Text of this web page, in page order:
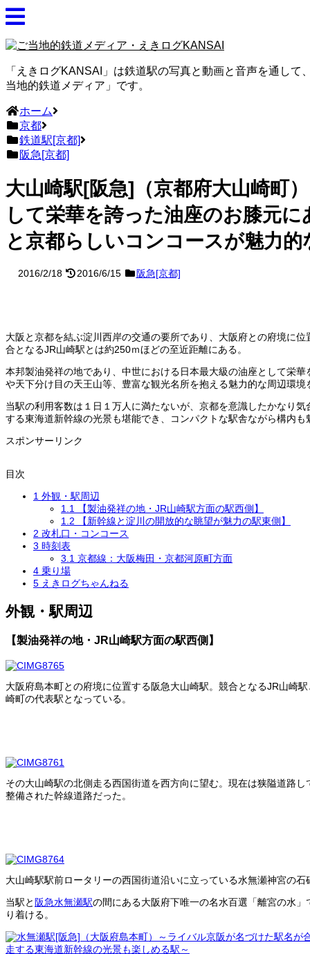
「えきログKANSAI」は鉄道駅の写真と動画と音声を通し
当地的鉄道メディア」です。
ホーム
京都
鉄道駅[京都]
阪急[京都]
大山崎駅[阪急]（京都府大山崎町
して栄華を誇った油座のお膝元
と京都らしいコンコースが魅力的
2016/2/18 2016/6/15 阪急[京都]
大阪と京都を結ぶ淀川西岸の交通の要所であり、大阪府との府境に
合となるJR山崎駅とは約250ｍほどの至近距離にある。
本邦製油発祥の地であり、中世における日本最大級の油座として栄
や天下分け目の天王山等、豊富な観光名所を抱える魅力的な周辺環境
当駅の利用客数は１日１万人に満たないが、京都を意識したかなり
する東海道新幹線の光景も堪能でき、コンパクトな駅舎ながら構内
スポンサーリンク
目次
1 外観・駅周辺
1.1
【製油発祥の地・JR山崎駅方面の駅西側】
1.2 【新幹線と淀川の開放的な眺望が魅力の駅東側】
2 改札口・コンコース
3 時刻表
3.1 京都線：大阪梅田・京都河原町方面
4 乗り場
5 えきログちゃんねる
外観・駅周辺
【製油発祥の地・JR山崎駅方面の駅西側】
大阪府島本町との府境に位置する阪急大山崎駅。競合となるJR山崎
崎町の代表駅となっている。
その大山崎駅の北側走る西国街道を西方向に望む。現在は狭隘道路
整備された幹線道路だった。
大山崎駅駅前ロータリーの西国街道沿いに立っている水無瀬神宮の石
当駅と 阪急水無瀬駅の間にある大阪府下唯一の名水百選「離宮の水
り着ける。